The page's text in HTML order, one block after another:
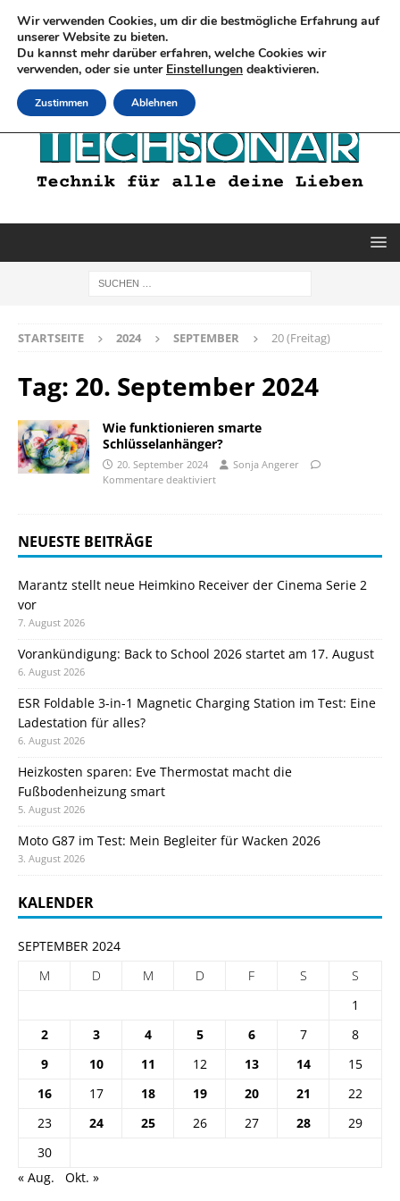
STARTSEITE 2024 SEPTEMBER 20 (Freitag)
Tag: 20. September 2024
Wie funktionieren smarte
Schlüsselanhänger?
20. September 2024
Sonja Angerer
Kommentare deaktiviert
NEUESTE BEITRÄGE
Marantz stellt neue Heimkino Receiver der Cinema Serie 2
vor
7. August 2026
Vorankündigung: Back to School 2026 startet am 17. August
6. August 2026
ESR Foldable 3-in-1 Magnetic Charging Station im Test: Eine
Ladestation für alles?
6. August 2026
Heizkosten sparen: Eve Thermostat macht die
Fußbodenheizung smart
5. August 2026
Moto G87 im Test: Mein Begleiter für Wacken 2026
3. August 2026
KALENDER
SEPTEMBER 2024
M
D M D F S
S
1
2
3 4 5 6 7
8
9
10 11 12 13 14
15
16
17 18 19 20 21
22
23
24 25 26 27 28
29
30
« Aug.
Okt. »
Wir verwenden Cookies, um dir die bestmögliche Erfahrung auf
unserer Website zu bieten.
Du kannst mehr darüber erfahren, welche Cookies wir
verwenden, oder sie unter Einstellungen deaktivieren.
Zustimmen Ablehnen